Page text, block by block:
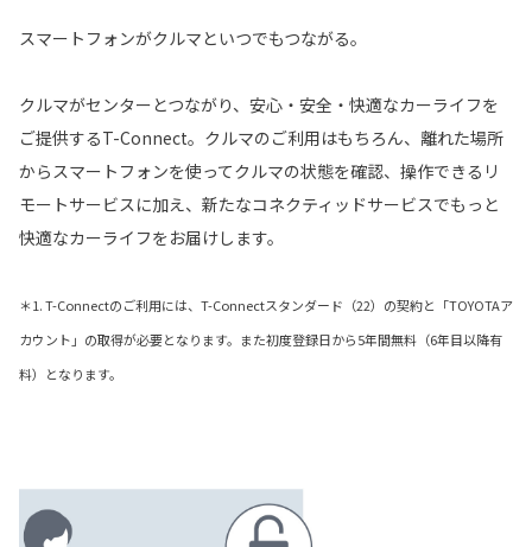
スマートフォンがクルマといつでもつながる。
クルマがセンターとつながり、安心・安全・快適なカーライフを
ご提供するT-Connect。クルマのご利用はもちろん、離れた場所
からスマートフォンを使ってクルマの状態を確認、操作できるリ
モートサービスに加え、新たなコネクティッドサービスでもっと
快適なカーライフをお届けします。
＊1. T-Connectのご利用には、T-Connectスタンダード（22）の契約と「TOYOTAア
カウント」の取得が必要となります。また初度登録日から5年間無料（6年目以降有
料）となります。